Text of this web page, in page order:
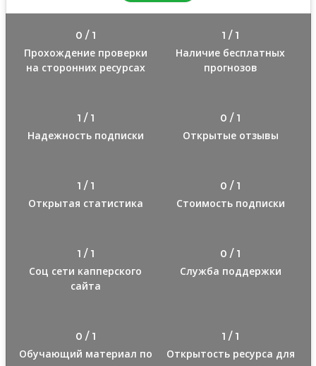
0 / 1
Прохождение проверки
на сторонних ресурсах
1 / 1
Наличие бесплатных
прогнозов
1 / 1
Надежность подписки
0 / 1
Открытые отзывы
1 / 1
Открытая статистика
0 / 1
Стоимость подписки
1 / 1
Соц сети капперского
сайта
0 / 1
Служба поддержки
0 / 1
Обучающий материал по
1 / 1
Открытость ресурса для